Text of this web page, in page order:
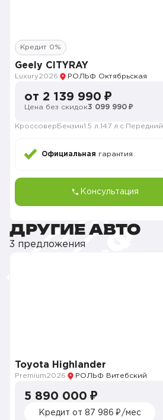
Кредит 0%
Geely CITYRAY
Luxury2026 РОЛЬФ Октябрьская
от 2 139 990 ₽
Цена без скидок3 099 990 ₽
Кроссовер Бензин1.5 л. 147 л.с. Передний
Официальная гарантия
Консультация
ДРУГИЕ АВТО
3 предложения
Toyota Highlander
Premium2026 РОЛЬФ Витебский
5 890 000 ₽
Кредит от 87 986 ₽/мес